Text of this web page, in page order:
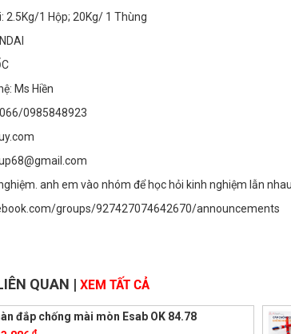
2.5Kg/1 Hộp; 20Kg/ 1 Thùng
Ms Hiền
0985848923
anh em vào nhóm để học hỏi kinh nghiệm lẫn
groups/927427074642670/announcements
QUAN | XEM TẤT CẢ
đắp chống mài mòn Esab OK 84.78